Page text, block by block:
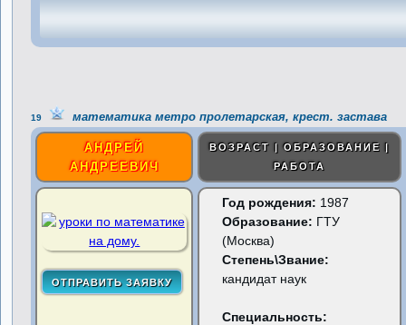
19 математика метро пролетарская, крест. застава
АНДРЕЙ
АНДРЕЕВИЧ
ВОЗРАСТ | ОБРАЗОВАНИЕ |
РАБОТА
Год рождения: 1987
Образование: ГТУ
(Москва)
Степень\Звание:
кандидат наук
Специальность: